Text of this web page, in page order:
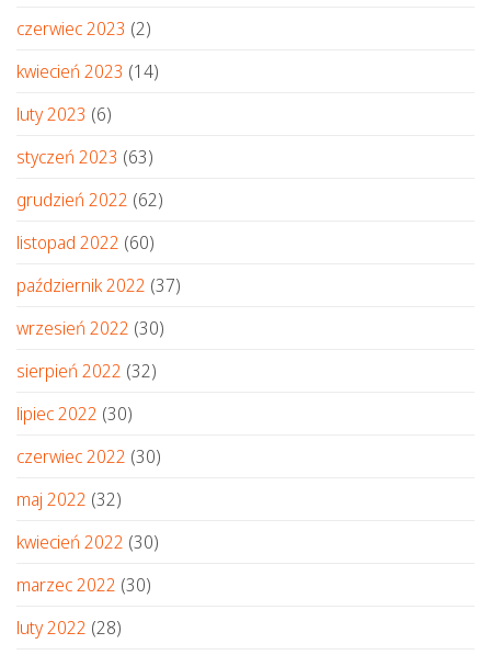
czerwiec 2023 (2)
kwiecień 2023 (14)
luty 2023 (6)
styczeń 2023 (63)
grudzień 2022 (62)
listopad 2022 (60)
październik 2022 (37)
wrzesień 2022 (30)
sierpień 2022 (32)
lipiec 2022 (30)
czerwiec 2022 (30)
maj 2022 (32)
kwiecień 2022 (30)
marzec 2022 (30)
luty 2022 (28)